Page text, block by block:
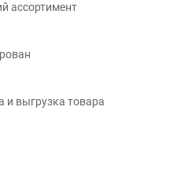
ассортимент
и выгрузка товара